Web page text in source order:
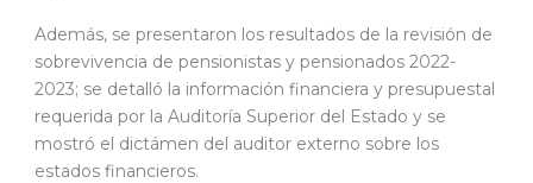
Además, se presentaron los resultados de la revisión de
sobrevivencia de pensionistas y pensionados 2022-
2023; se detalló la información financiera y presupuestal
requerida por la Auditoría Superior del Estado y se
mostró el dictámen del auditor externo sobre los
estados financieros.